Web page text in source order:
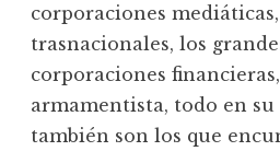
corporaciones
trasnacionales, los
corporaciones
armamentista, todo en
también son los que